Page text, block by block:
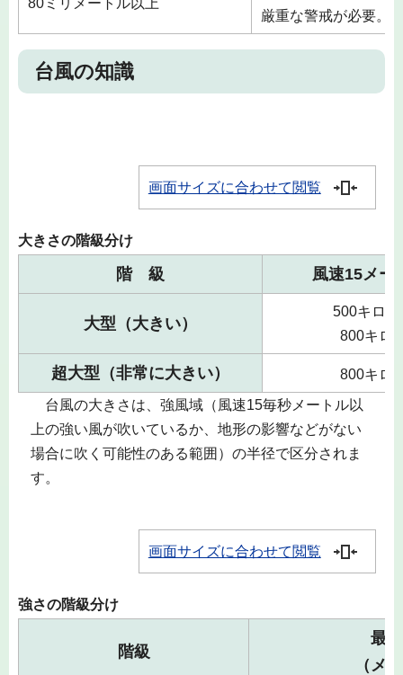
厳重な警戒が必要。
台風の知識
画面サイズに合わせて閲覧
大きさの階級分け
階 級 風速15メー
大型（大きい）
500キロ
800キロ
超大型（非常に大きい）
800キロ
台風の大きさは、強風域（風速15毎秒メートル以
上の強い風が吹いているか、地形の影響などがない
場合に吹く可能性のある範囲）の半径で区分されま
す。
画面サイズに合わせて閲覧
強さの階級分け
階級
最
（メ